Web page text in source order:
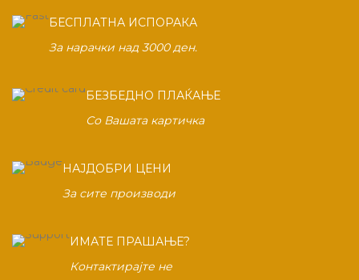
БЕСПЛАТНА ИСПОРАКА
За нарачки над 3000 ден.
БЕЗБЕДНО ПЛАЌАЊЕ
Со Вашата картичка
НАЈДОБРИ ЦЕНИ
За сите производи
ИМАТЕ ПРАШАЊЕ?
Контактирајте не